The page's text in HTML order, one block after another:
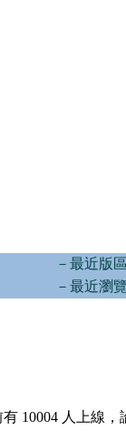
－最近版
－最近瀏
10004 人上線